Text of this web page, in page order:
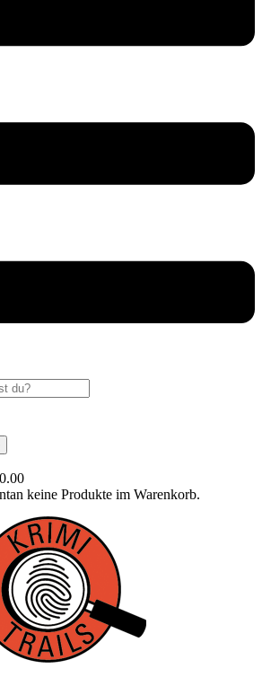
0.00
keine Produkte im Warenkorb.